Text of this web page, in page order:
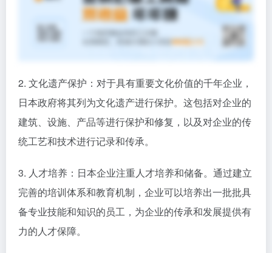
2. 文化遗产保护：对于具有重要文化价值的千年企业，
日本政府将其列为文化遗产进行保护。这包括对企业的
建筑、设施、产品等进行保护和修复，以及对企业的传
统工艺和技术进行记录和传承。
3. 人才培养：日本企业注重人才培养和储备。通过建立
完善的培训体系和教育机制，企业可以培养出一批批具
备专业技能和知识的员工，为企业的传承和发展提供有
力的人才保障。